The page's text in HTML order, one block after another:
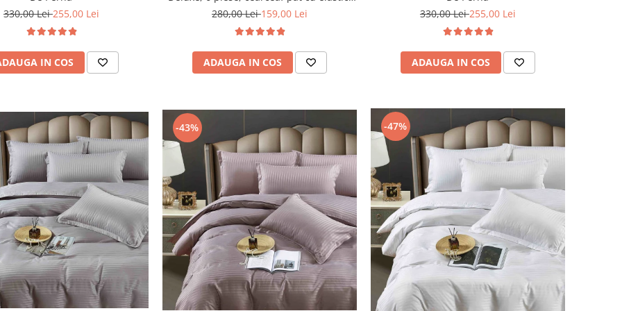
330,00 Lei255,00 Lei
IN COS
Gri Inchis
280,00 Lei159,00 Lei
ADAUGA IN COS
330,00 Lei255,00 Lei
ADAUGA IN COS
-43% -47%